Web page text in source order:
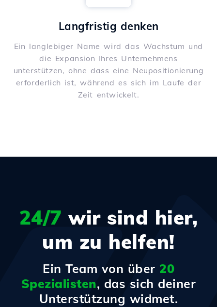
Langfristig denken
Ein langlebiger Name wird das Wachstum und
die Expansion Ihres Unternehmens
unterstützen, ohne dass eine Neupositionierung
erforderlich ist, während es sich im Laufe der
Zeit entwickelt.
24/7 wir sind hier,
um zu helfen!
Ein Team von über 20
Spezialisten, das sich deiner
Unterstützung widmet.